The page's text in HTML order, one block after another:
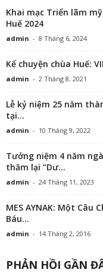
Khai mạc Triển lãm
Huế 2024
admin - 8 Tháng 6, 2024
Kể chuyện chùa Huế:
admin - 2 Tháng 8, 2021
Lễ kỷ niệm 25 năm
tại...
admin - 10 Tháng 9, 2022
Tưởng niệm 4 năm
thăm lại “Dư...
admin - 24 Tháng 11, 2023
MES AYNAK: Một Câu
Báu...
admin - 14 Tháng 2, 2016
PHẢN HỒI GẦN